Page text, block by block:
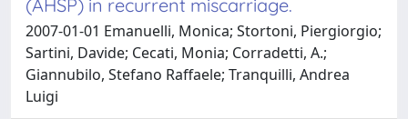
(AHSP) in recurrent miscarriage.
2007-01-01 Emanuelli, Monica; Stortoni, Piergiorgio;
Sartini, Davide; Cecati, Monia; Corradetti, A.;
Giannubilo, Stefano Raffaele; Tranquilli, Andrea
Luigi